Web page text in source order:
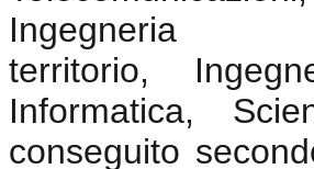
territorio,
Informatica,
conseguito